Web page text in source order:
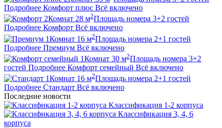
Подробнее Комфорт плюс Всё включено
2Комнат 28 м2Площадь номера 3+2 гостей
Подробнее Комфорт Всё включено
1Комнат 16 м2Площадь номера 2+1 гостей
Подробнее Премиум Всё включено
1Комнат 30 м2Площадь номера 3+2
гостей Подробнее Комфорт семейный Всё включено
1Комнат 16 м2Площадь номера 2+1 гостей
Подробнее Стандарт Всё включено
Последние новости
Классификация 1-2 корпуса
Классификация 3, 4, 6
корпуса